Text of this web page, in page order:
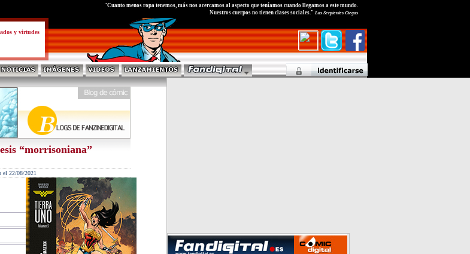
y virtudes
"Cuanto menos ropa tenemos, más nos acercamos al aspecto que teníamos cuando llegamos a este mundo.
Nuestros cuerpos no tienen clases sociales." Las Serpientes Ciegas
“morrisoniana”
el 22/08/2021